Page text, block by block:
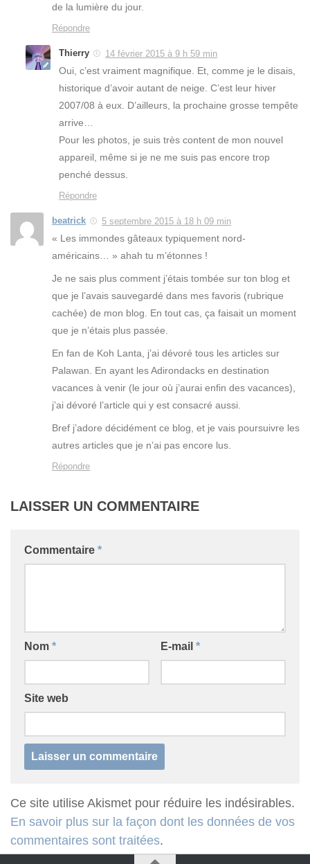
de la lumière du jour.
Répondre
Thierry 14 février 2015 à 9 h 59 min
Oui, c’est vraiment magnifique. Et, comme je le disais,
historique d’avoir autant de neige. C’est leur hiver
2007/08 à eux. D’ailleurs, la prochaine grosse tempête
arrive…
Pour les photos, je suis très content de mon nouvel
appareil, même si je ne me suis pas encore trop
penché dessus.
Répondre
beatrick 5 septembre 2015 à 18 h 09 min
« Les immondes gâteaux typiquement nord-
américains… » ahah tu m’étonnes !
Je ne sais plus comment j’étais tombée sur ton blog et
que je l’avais sauvegardé dans mes favoris (rubrique
cachée) de mon blog. En tout cas, ça faisait un moment
que je n’étais plus passée.
En fan de Koh Lanta, j’ai dévoré tous les articles sur
Palawan. En ayant les Adirondacks en destination
vacances à venir (le jour où j’aurai enfin des vacances),
j’ai dévoré l’article qui y est consacré aussi.
Bref j’adore décidément ce blog, et je vais poursuivre les
autres articles que je n’ai pas encore lus.
Répondre
LAISSER UN COMMENTAIRE
Commentaire *
Nom * E-mail *
Site web
Ce site utilise Akismet pour réduire les indésirables.
En savoir plus sur la façon dont les données de vos
commentaires sont traitées.